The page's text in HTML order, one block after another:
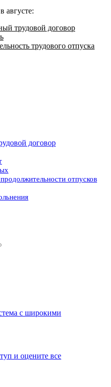
августе:
трудовой договор
трудового отпуска
договор
отпусков
с широкими
и оцените все